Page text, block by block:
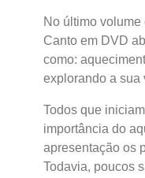
No último
Canto em DVD
como:
explorando a sua
Todos que
importância do
apresentação os
Todavia, poucos